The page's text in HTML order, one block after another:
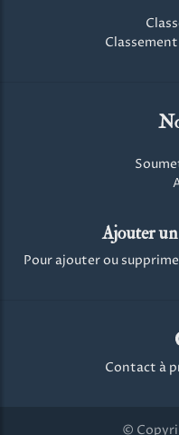
Ajouter
Pour ajouter ou
Contact à
©